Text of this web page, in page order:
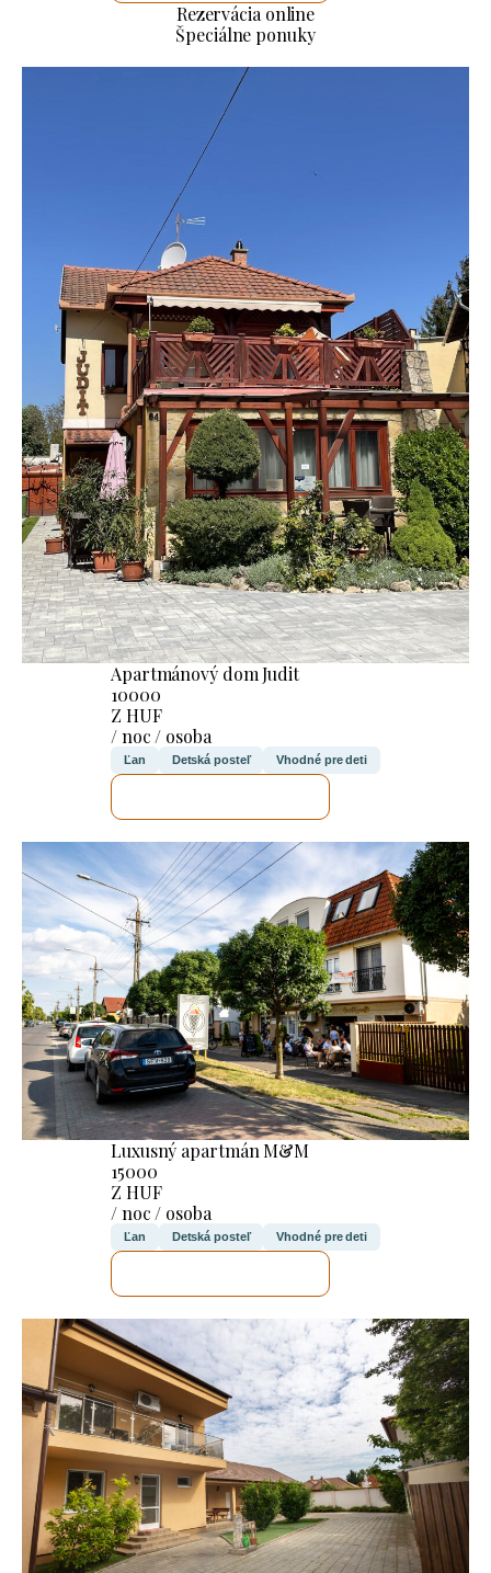
Rezervácia online
Špeciálne ponuky
Apartmánový dom Judit
10000
Z HUF
/ noc / osoba
Ľan Detská posteľ Vhodné pre deti
Luxusný apartmán M&M
15000
Z HUF
/ noc / osoba
Ľan Detská posteľ Vhodné pre deti